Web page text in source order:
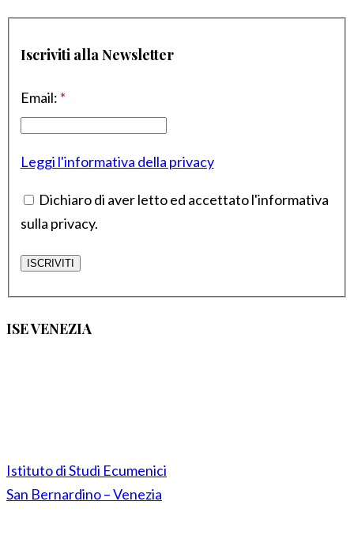
Iscriviti alla Newsletter
Email: *
Leggi l'informativa della privacy
Dichiaro di aver letto ed accettato l'informativa
sulla privacy.
ISE VENEZIA
Istituto di Studi Ecumenici
San Bernardino – Venezia